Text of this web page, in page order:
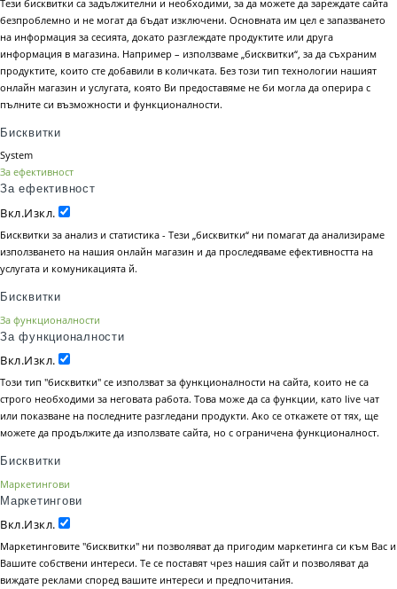
Тези бисквитки са задължителни и необходими, за да можете да зареждате сайта
безпроблемно и не могат да бъдат изключени. Основната им цел е запазването
на информация за сесията, докато разглеждате продуктите или друга
информация в магазина. Например – използваме „бисквитки“, за да съхраним
продуктите, които сте добавили в количката. Без този тип технологии нашият
онлайн магазин и услугата, която Ви предоставяме не би могла да оперира с
пълните си възможности и функционалности.
Бисквитки
System
За ефективност
За ефективност
Вкл.Изкл.
Бисквитки за анализ и статистика - Тези „бисквитки“ ни помагат да анализираме
използването на нашия онлайн магазин и да проследяваме ефективността на
услугата и комуникацията й.
Бисквитки
За функционалности
За функционалности
Вкл.Изкл.
Този тип "бисквитки" се използват за функционалности на сайта, които не са
строго необходими за неговата работа. Това може да са функции, като live чат
или показване на последните разгледани продукти. Ако се откажете от тях, ще
можете да продължите да използвате сайта, но с ограничена функционалност.
Бисквитки
Маркетингови
Маркетингови
Вкл.Изкл.
Маркетинговите "бисквитки" ни позволяват да пригодим маркетинга си към Вас и
Вашите собствени интереси. Те се поставят чрез нашия сайт и позволяват да
виждате реклами според вашите интереси и предпочитания.